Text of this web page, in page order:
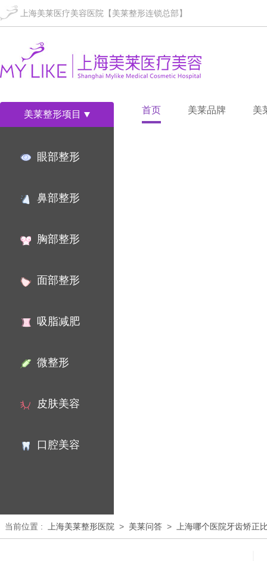
上海美莱医疗美容医院【美莱整形连锁总部】
美莱整形项目
眼部整形
鼻部整形
胸部整形
面部整形
吸脂减肥
微整形
皮肤美容
口腔美容
首页 美莱品牌 美
当前位置 : 上海美莱整形医院 > 美莱问答 > 上海哪个医院牙齿矫正